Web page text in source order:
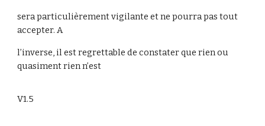
sera particulièrement vigilante et ne pourra pas tout
accepter. A
l’inverse, il est regrettable de constater que rien ou
quasiment rien n’est
V1.5